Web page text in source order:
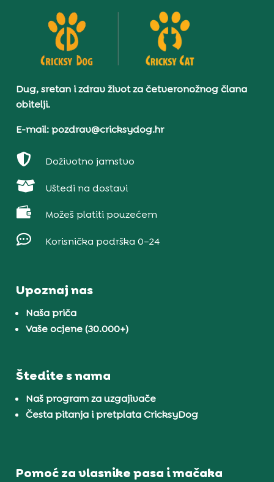
Dug, sretan i zdrav život za četveronožnog člana
obitelji.
E-mail: pozdrav@cricksydog.hr
 Doživotno jamstvo
 Uštedi na dostavi
 Možeš platiti pouzećem
 Korisnička podrška 0–24
Upoznaj nas
Naša priča
Vaše ocjene (30.000+)
Štedite s nama
Naš program za uzgajivače
Česta pitanja i pretplata CricksyDog
Pomoć za vlasnike pasa i mačaka